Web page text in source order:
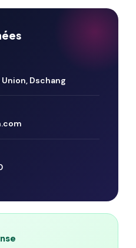
Dschang